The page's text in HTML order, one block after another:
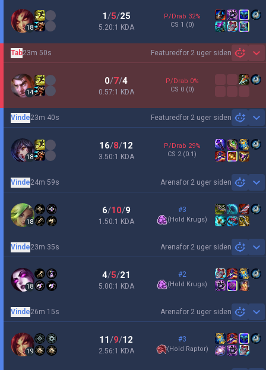
18
1/5/25
5.20:1 KDA
P/Drab 32%
CS 1 (0)
Featuredfor 2 uger siden
Tab23m 50s
14
0/7/4
0.57:1 KDA
P/Drab 0%
CS 0 (0)
Featuredfor 2 uger siden
Vinde23m 40s
18
16/8/12
3.50:1 KDA
P/Drab 29%
CS 2 (0.1)
Arenafor 2 uger siden
Vinde24m 59s
18
6/10/9
1.50:1 KDA
#3
(Hold Krugs)
Arenafor 2 uger siden
Vinde23m 35s
18
4/5/21
5.00:1 KDA
#2
(Hold Krugs)
Arenafor 2 uger siden
Vinde26m 15s
19
11/9/12
2.56:1 KDA
#3
(Hold Raptor)